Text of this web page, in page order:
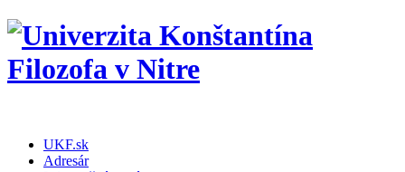
UKF.sk
Adresár